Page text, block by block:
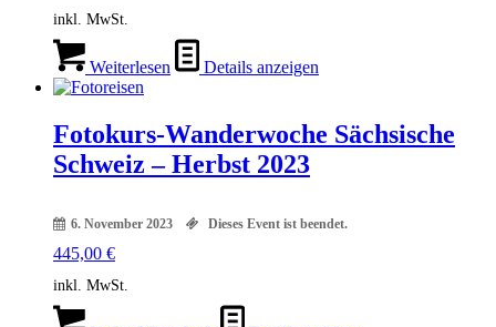
inkl. MwSt.
Weiterlesen Details anzeigen
Fotokurs-Wanderwoche Sächsische
Schweiz – Herbst 2023
6. November 2023 Dieses Event ist beendet.
445,00 €
inkl. MwSt.